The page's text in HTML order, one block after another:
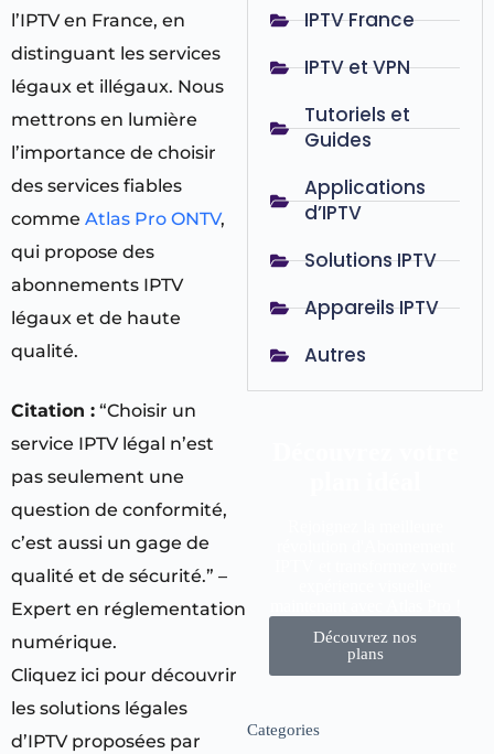
l’IPTV en France, en
distinguant les services
légaux et illégaux. Nous
mettrons en lumière
l’importance de choisir
des services fiables
comme Atlas Pro ONTV,
qui propose des
abonnements IPTV
légaux et de haute
qualité.
Citation : “Choisir un
service IPTV légal n’est
pas seulement une
question de conformité,
c’est aussi un gage de
qualité et de sécurité.” –
Expert en réglementation
numérique.
Cliquez ici pour découvrir
les solutions légales
d’IPTV proposées par
IPTV France
IPTV et VPN
Tutoriels et
Guides
Applications
d’IPTV
Solutions IPTV
Appareils IPTV
Autres
Découvrez nos
plans
Categories